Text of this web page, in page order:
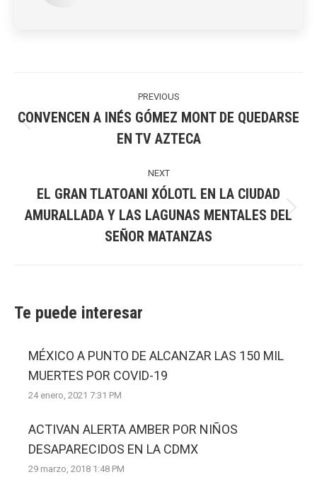
PREVIOUS
post:
CONVENCEN A INÉS GÓMEZ MONT DE QUEDARSE
EN TV AZTECA
NEXT
Next
post:
EL GRAN TLATOANI XÓLOTL EN LA CIUDAD
AMURALLADA Y LAS LAGUNAS MENTALES DEL
SEÑOR MATANZAS
Te puede interesar
MÉXICO A PUNTO DE ALCANZAR LAS 150 MIL
MUERTES POR COVID-19
24 enero, 2021 7:31 PM
ACTIVAN ALERTA AMBER POR NIÑOS
DESAPARECIDOS EN LA CDMX
29 marzo, 2018 1:48 PM